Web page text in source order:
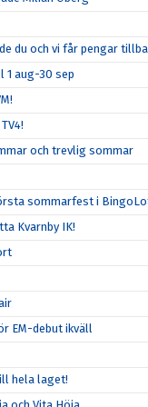
du och vi får pengar
1 aug-30 sep
och trevlig sommar
sommarfest i
Kvarnby IK!
EM-debut ikväll
hela laget!